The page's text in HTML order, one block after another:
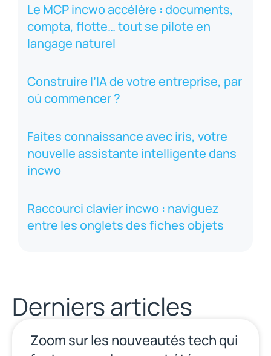
Le MCP incwo accélère : documents,
compta, flotte… tout se pilote en
langage naturel
Construire l’IA de votre entreprise, par
où commencer ?
Faites connaissance avec iris, votre
nouvelle assistante intelligente dans
incwo
Raccourci clavier incwo : naviguez
entre les onglets des fiches objets
Derniers articles
Zoom sur les nouveautés tech qui